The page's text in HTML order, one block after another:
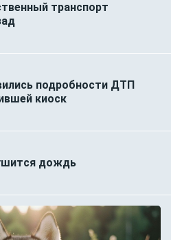
транспорт
подробности ДТП
киоск
дождь